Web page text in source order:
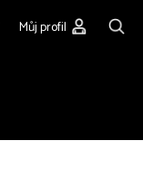
Můj profil